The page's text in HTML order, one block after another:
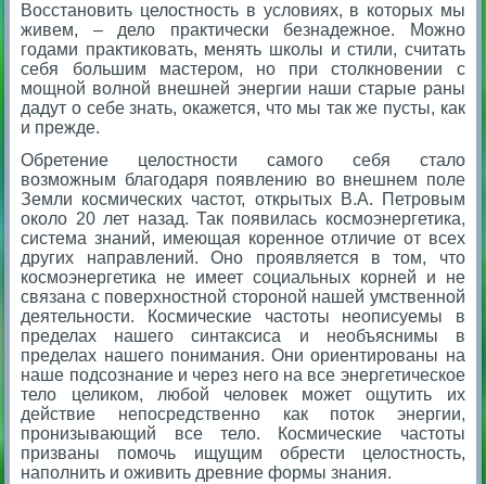
Восстановить целостность в условиях, в которых мы
живем, – дело практически безнадежное. Можно
годами практиковать, менять школы и стили, считать
себя большим мастером, но при столкновении с
мощной волной внешней энергии наши старые раны
дадут о себе знать, окажется, что мы так же пусты, как
и прежде.
Обретение целостности самого себя стало
возможным благодаря появлению во внешнем поле
Земли космических частот, открытых В.А. Петровым
около 20 лет назад. Так появилась космоэнергетика,
система знаний, имеющая коренное отличие от всех
других направлений. Оно проявляется в том, что
космоэнергетика не имеет социальных корней и не
связана с поверхностной стороной нашей умственной
деятельности. Космические частоты неописуемы в
пределах нашего синтаксиса и необъяснимы в
пределах нашего понимания. Они ориентированы на
наше подсознание и через него на все энергетическое
тело целиком, любой человек может ощутить их
действие непосредственно как поток энергии,
пронизывающий все тело. Космические частоты
призваны помочь ищущим обрести целостность,
наполнить и оживить древние формы знания.